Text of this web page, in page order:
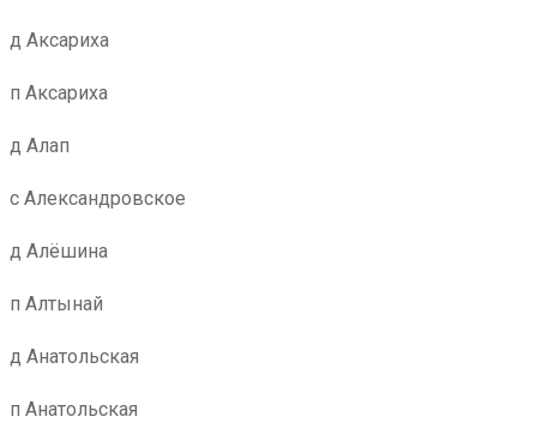
д Аксариха
п Аксариха
д Алап
с Александровское
д Алёшина
п Алтынай
д Анатольская
п Анатольская